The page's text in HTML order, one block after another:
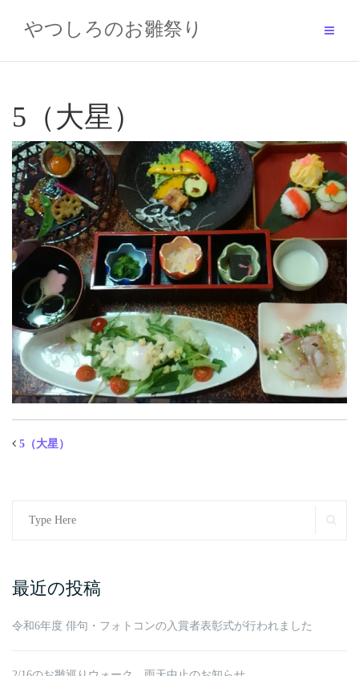
contentやつしろのお雛祭り
5（大星）
5（大星）
Search
最近の投稿
令和6年度 俳句・フォトコンの入賞者表彰式が行われました